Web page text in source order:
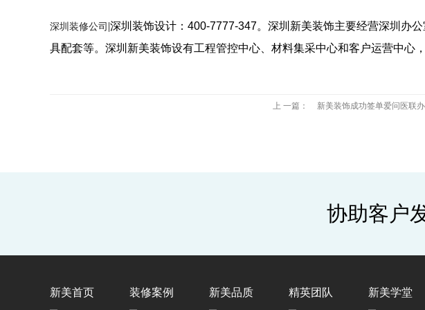
深圳装修公司 |深圳装饰设计 ：400-7777-347。深圳新美装饰主要经营深圳办
具配套等。深圳新美装饰设有工程管控中心、材料集采中心和客户运营中心
上 一篇： 新美装饰成功签单爱问医联
协助客户
新美首页 装修案例 新美品质 精英团队 新美学堂